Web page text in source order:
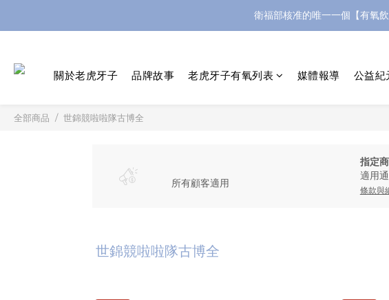
衛福部核准的唯一一個【有氧
關於老虎牙子 品牌故事 老虎牙子有氧列表 媒體報導 公益紀
全部商品 世錦競啦啦隊古博全
所有顧客適用
指定
適用
條款與
世錦競啦啦隊古博全